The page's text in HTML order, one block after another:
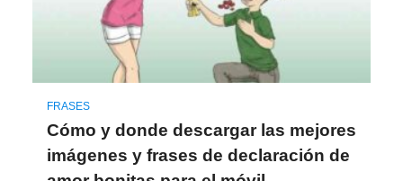
FRASES
Cómo y donde descargar las mejores
imágenes y frases de declaración de